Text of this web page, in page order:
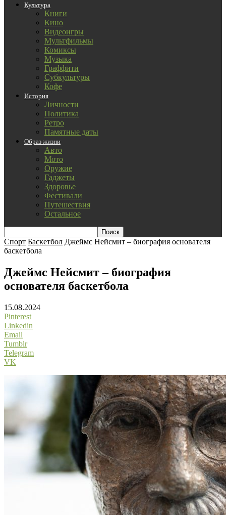
Культура
Книги
Кино
Видеоигры
Мультфильмы
Комиксы
Музыка
Граффити
Субкультуры
Кофе
История
Личности
Политика
Ретро
Памятные даты
Образ жизни
Авто
Мото
Оружие
Гаджеты
Здоровье
Фестивали
Путешествия
Остальное
Спорт Баскетбол Джеймс Нейсмит – биография основателя
баскетбола
Джеймс Нейсмит – биография
основателя баскетбола
15.08.2024
Pinterest
Linkedin
Email
Tumblr
Telegram
VK